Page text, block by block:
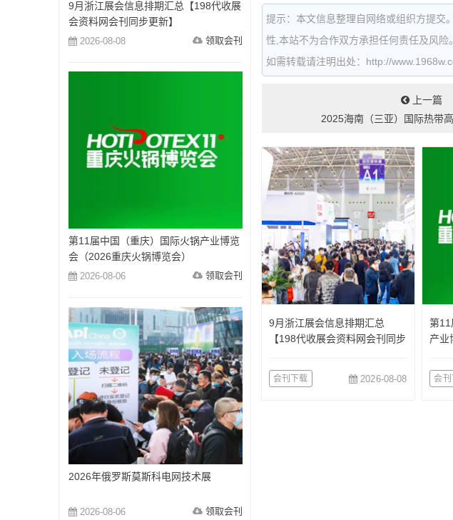
提示：本文信息整理自网络或组织方提交
性,本站不为合作双方承担任何责任及风险。
如需转载请注明出处：http://
上一篇
2025海南（三亚）国际热带
9月浙江展会信息排期汇总
【198代收展会资料网会刊同步
会刊下载 2026-08-08
第
产业
会
9月浙江展会信息排期汇总【198代收展
会资料网会刊同步更新】
2026-08-08 领取会刊
第11届中国（重庆）国际火锅产业博览
会（2026重庆火锅博览会）
2026-08-06 领取会刊
2026年俄罗斯莫斯科电网技术展
2026-08-06 领取会刊